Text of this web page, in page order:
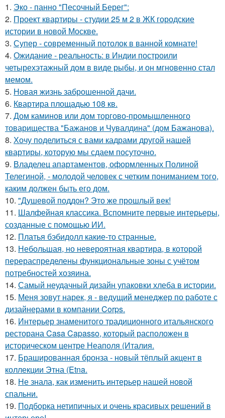
1. Эко - панно "Песочный Берег":
2. Проект квартиры - студии 25 м 2 в ЖК городские
истории в новой Москве.
3. Супер - современный потолок в ванной комнате!
4. Ожидание - реальность: в Индии построили
четырехэтажный дом в виде рыбы, и он мгновенно стал
мемом.
5. Новая жизнь заброшенной дачи.
6. Квартира площадью 108 кв.
7. Дом каминов или дом торгово-промышленного
товарищества "Бажанов и Чувалдина" (дом Бажанова).
8. Хочу поделиться с вами кадрами другой нашей
квартиры, которую мы сдаем посуточно.
9. Владелец апартаментов, оформленных Полиной
Телегиной, - молодой человек с четким пониманием того,
каким должен быть его дом.
10. "Душевой поддон? Это же прошлый век!
11. Шалфейная классика. Вспомните первые интерьеры,
созданные с помощью ИИ.
12. Платья бэбидолл какие-то странные.
13. Небольшая, но невероятная квартира, в которой
перераспределены функциональные зоны с учётом
потребностей хозяина.
14. Самый неудачный дизайн упаковки хлеба в истории.
15. Меня зовут нарек, я - ведущий менеджер по работе с
дизайнерами в компании Corps.
16. Интерьер знаменитого традиционного итальянского
ресторана Casa Capasso, который расположен в
историческом центре Неаполя (Италия.
17. Брашированная бронза - новый тёплый акцент в
коллекции Этна (Etna.
18. Не знала, как изменить интерьер нашей новой
спальни.
19. Подборка нетипичных и очень красивых решений в